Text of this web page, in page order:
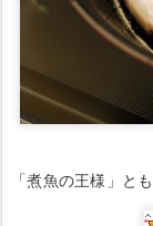
「煮魚の王様」と